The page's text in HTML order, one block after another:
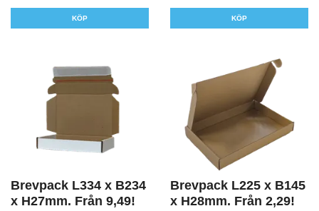
KÖP KÖP
Brevpack L334 x B234
x H27mm. Från 9,49!
Brevpack L225 x B145
x H28mm. Från 2,29!